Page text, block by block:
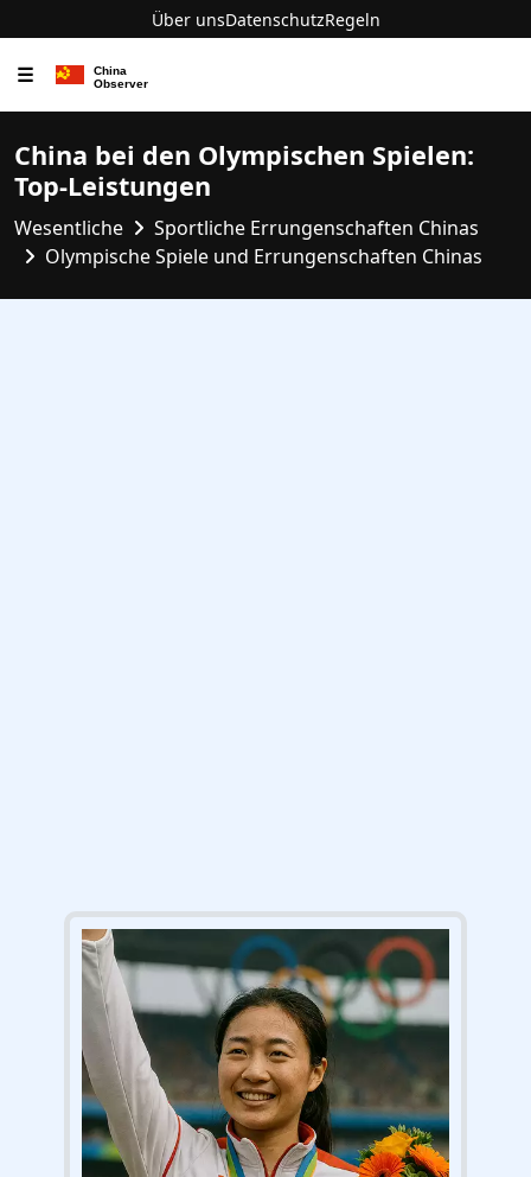
Über unsDatenschutzRegeln
☰
China bei den Olympischen Spielen:
Top-Leistungen
Wesentliche
Sportliche Errungenschaften Chinas
Olympische Spiele und Errungenschaften Chinas